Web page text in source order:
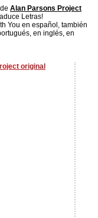
Alan Parsons Project
Letras!
You en español, también
en inglés, en
original